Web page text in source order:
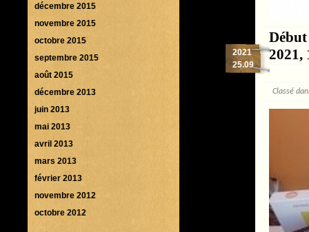
2021,
2021
25.09
Classé
décembre 2015
novembre 2015
octobre 2015
septembre 2015
août 2015
décembre 2013
juin 2013
mai 2013
avril 2013
mars 2013
février 2013
novembre 2012
octobre 2012